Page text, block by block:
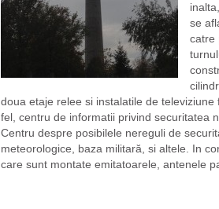
se
catre
doua etaje relee si instalatile de
fel, centru de informatii privind securitatea
Centru despre posibilele nereguli de
meteorologice, baza militară, si altele. In
care sunt montate emitatoarele, antenele